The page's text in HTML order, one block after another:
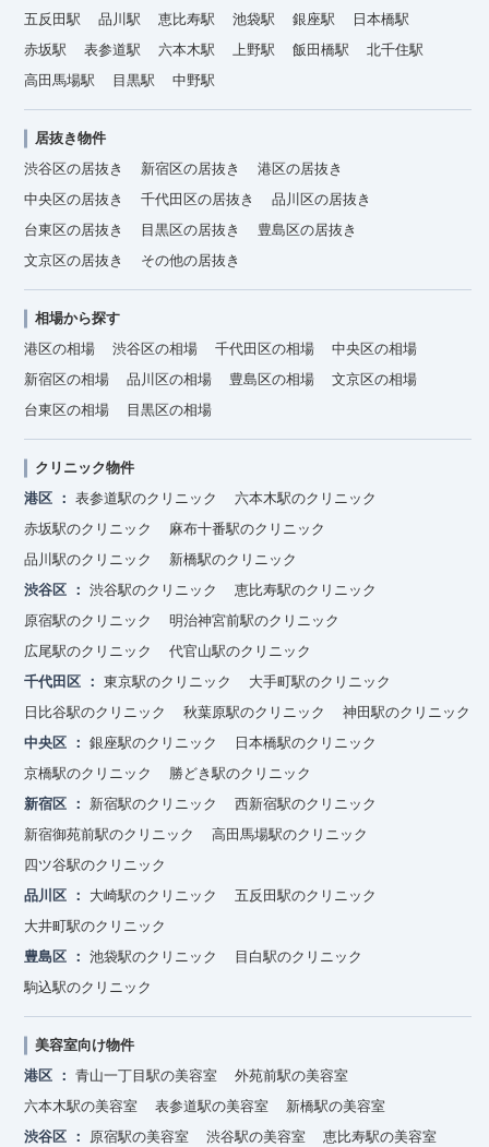
五反田駅
品川駅 恵比寿駅 池袋駅 銀座駅
日本橋駅
赤坂駅
表参道駅 六本木駅 上野駅 飯田橋駅
北千住駅
高田馬場駅
目黒駅 中野駅
居抜き物件
渋谷区の居抜き
新宿区の居抜き
港区の居抜き
中央区の居抜き
千代田区の居抜き
品川区の居抜き
台東区の居抜き
目黒区の居抜き
豊島区の居抜き
文京区の居抜き
その他の居抜き
相場から探す
港区の相場
渋谷区の相場 千代田区の相場
中央区の相場
新宿区の相場
品川区の相場 豊島区の相場
文京区の相場
台東区の相場
目黒区の相場
クリニック物件
港区
表参道駅のクリニック
六本木駅のクリニック
赤坂駅のクリニック
麻布十番駅のクリニック
品川駅のクリニック
新橋駅のクリニック
渋谷区
渋谷駅のクリニック
恵比寿駅のクリニック
原宿駅のクリニック
明治神宮前駅のクリニック
広尾駅のクリニック
代官山駅のクリニック
千代田区
東京駅のクリニック
大手町駅のクリニック
日比谷駅のクリニック
秋葉原駅のクリニック
神田駅のクリニック
中央区
銀座駅のクリニック
日本橋駅のクリニック
京橋駅のクリニック
勝どき駅のクリニック
新宿区
新宿駅のクリニック
西新宿駅のクリニック
新宿御苑前駅のクリニック
高田馬場駅のクリニック
四ツ谷駅のクリニック
品川区
大崎駅のクリニック
五反田駅のクリニック
大井町駅のクリニック
豊島区
池袋駅のクリニック
目白駅のクリニック
駒込駅のクリニック
美容室向け物件
港区
青山一丁目駅の美容室
外苑前駅の美容室
六本木駅の美容室
表参道駅の美容室
新橋駅の美容室
渋谷区
原宿駅の美容室 渋谷駅の美容室
恵比寿駅の美容室